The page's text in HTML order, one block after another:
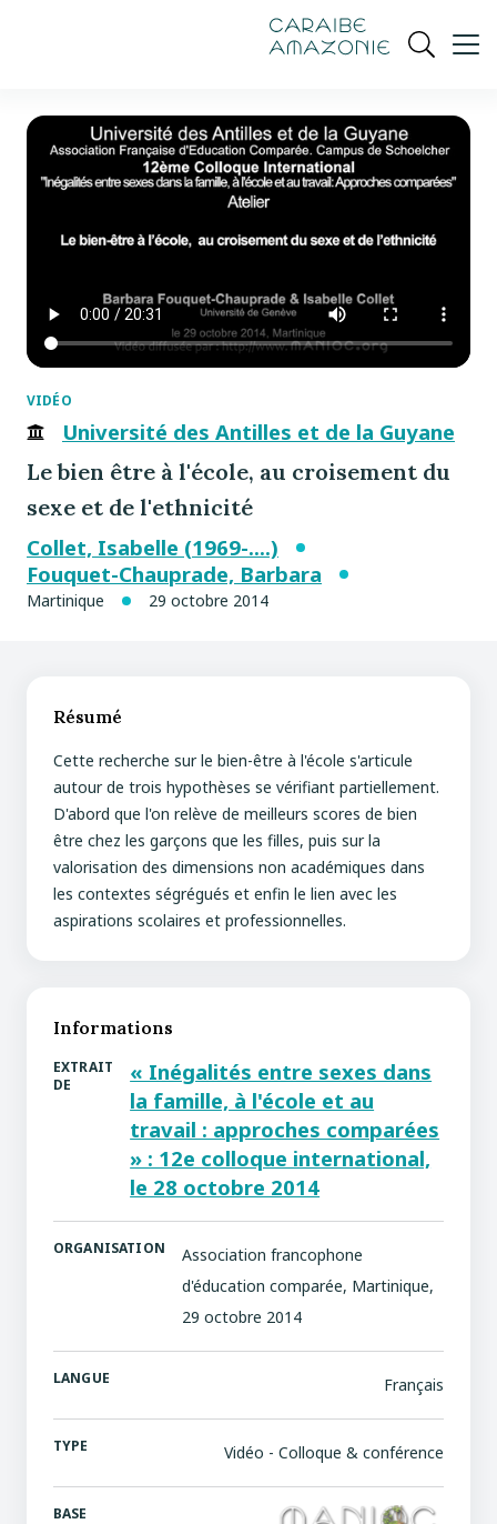
Ouvrir
VIDÉO
Université des Antilles et de la Guyane
Le bien être à l'école, au croisement du
sexe et de l'ethnicité
Collet, Isabelle (1969-....)
Fouquet-Chauprade, Barbara
Martinique 29 octobre 2014
Résumé
Cette recherche sur le bien-être à l'école s'articule
autour de trois hypothèses se vérifiant partiellement.
D'abord que l'on relève de meilleurs scores de bien
être chez les garçons que les filles, puis sur la
valorisation des dimensions non académiques dans
les contextes ségrégués et enfin le lien avec les
aspirations scolaires et professionnelles.
Informations
EXTRAIT
DE
« Inégalités entre sexes dans
la famille, à l'école et au
travail : approches comparées
» : 12e colloque international,
le 28 octobre 2014
ORGANISATION
Association francophone
d'éducation comparée, Martinique,
29 octobre 2014
LANGUE Français
TYPE Vidéo - Colloque & conférence
BASE